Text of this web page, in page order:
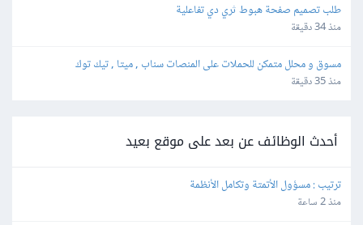
طلب تصميم صفحة هبوط ثري دي تفاعلية
منذ 34 دقيقة
مسوق و محلل متمكن للحملات على المنصات سناب , ميتا , تيك توك
منذ 35 دقيقة
أحدث الوظائف عن بعد على موقع بعيد
ترتيب : مسؤول الأتمتة وتكامل الأنظمة
منذ 2 ساعة